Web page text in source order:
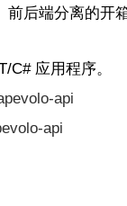
前后端分离的开
C# 应用程序。
api
api